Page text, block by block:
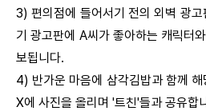
3) 편의점에 들어서기 전의 외벽 광
기 광고판에 A씨가 좋아하는 캐릭터
보됩니다.
4) 반가운 마음에 삼각김밥과 함께
X에 사진을 올리며 '트친'들과 공유합